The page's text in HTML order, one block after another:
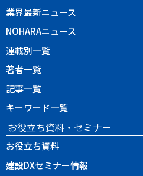
業界最新ニュース
NOHARAニュース
連載別一覧
著者一覧
記事一覧
キーワード一覧
お役立ち資料・セミナー
お役立ち資料
建設DXセミナー情報